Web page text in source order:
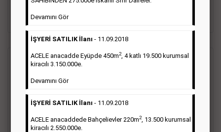
Detaylı Bilgi & İlan Örnekleri
Vasıta İlanı
Sarı sayfa ilanlar alım- satım, duyuru, mini reklam şeklinde
ifade edilebilen ilanlardır. Gazetelerin tirajını önemli ölçüde
etkilerler ve gazete gelirlerinin de önemli bir bölümünü
oluştururlar.Sabah sarı sayfa eleman ilanlarında 6 kelime
sayısı şartı aranmamaktadır.
Devamını Gör
İŞYERİ SATILIK İlanı - 11.09.2018
ACELE anacadde Eyüpde 450m2, 4 katlı 19.500 kurumsal
kiracılı 3.150.000e.
Devamını Gör
İŞYERİ SATILIK İlanı - 11.09.2018
ACELE anacaddede Bahçelievler 220m2, 13.500 kurumsal
kiracılı 2.550.000e.